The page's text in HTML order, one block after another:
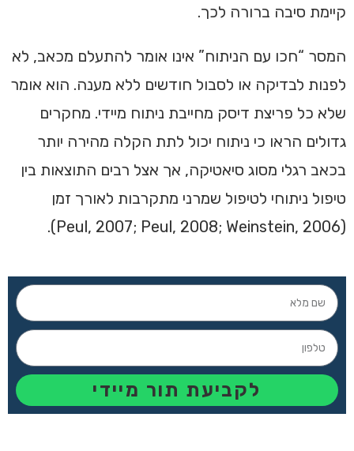
קיימת סיבה ברורה לכך.
המסר “חכו עם הניתוח” אינו אומר להתעלם מכאב, לא
לפנות לבדיקה או לסבול חודשים ללא מענה. הוא אומר
שלא כל פריצת דיסק מחייבת ניתוח מיידי. מחקרים
גדולים הראו כי ניתוח יכול לתת הקלה מהירה יותר
בכאב רגלי מסוג סיאטיקה, אך אצל רבים התוצאות בין
טיפול ניתוחי לטיפול שמרני מתקרבות לאורך זמן
(Peul, 2007; Peul, 2008; Weinstein, 2006).
לקביעת תור מיידי